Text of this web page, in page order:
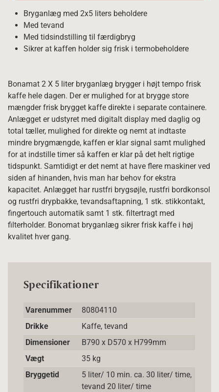
Bryganlæg med 2x5 liters beholdere
Med tevand
Med tidsindstilling til færdigbryg
Sikrer at kaffen holder sig frisk i termobeholdere
Bonamat 2 X 5 liter bryganlæg brygger i højt tempo frisk
kaffe hele dagen. Der er mulighed for at brygge store
mængder frisk brygget kaffe direkte i separate containere.
Anlægget er udstyret med digitalt display med daglig og
total tæller, mulighed for direkte og nemt at indtaste
mindre brygmængde, kaffen er klar signal samt mulighed
for at indstille timer så kaffen er klar på det helt rigtige
tidspunkt. Samtidigt er det nemt at have flere maskiner ved
siden af hinanden, hvis man har behov for ekstra
kapacitet. Anlægget har rustfri brygsøjle, rustfri bordkonsol
og rustfri drypbakke, tevandsaftapning, 1 stk. stikkontakt,
fingertouch automatik samt 1 stk. filtertragt med
filterholder. Bonomat bryganlæg sikrer frisk kaffe i høj
kvalitet hver gang.
Specifikationer
Varenummer
80804110
Drikke
Kaffe, tevand
Dimensioner
B790 x D570 x H799mm
Vægt
35 kg
Bryggetid
5 liter/ 10 min. ca. 30 liter/ time,
tevand 20 liter/ time